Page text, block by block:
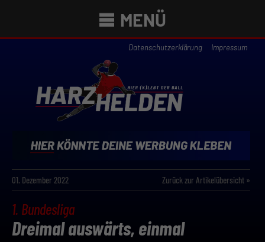
MENÜ
Datenschutzerklärung Impressum
01. Dezember 2022 Zurück zur Artikelübersicht »
1. Bundesliga
Dreimal auswärts, einmal